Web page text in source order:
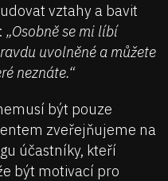
vztahy a bavit
„Osobně se mi líbí
uvolněné a můžete
neznáte.“
být pouze
zveřejňujeme na
účastníky, kteří
být motivací pro